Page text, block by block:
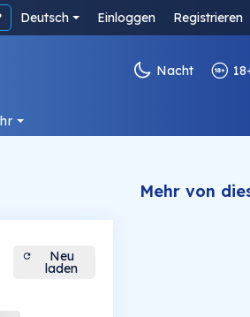
Deutsch Einloggen Registrieren
Nacht
Neu
laden
Mehr von